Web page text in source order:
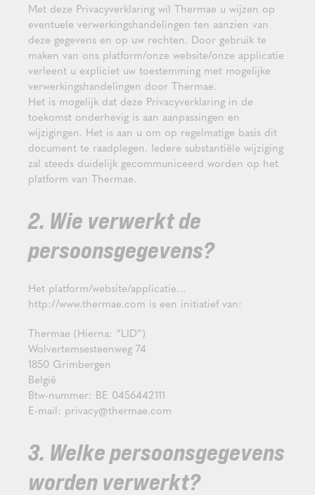
Met deze Privacyverklaring wil Thermae u wijzen op
eventuele verwerkingshandelingen ten aanzien van
deze gegevens en op uw rechten. Door gebruik te
maken van ons platform/onze website/onze applicatie
verleent u expliciet uw toestemming met mogelijke
verwerkingshandelingen door Thermae.
Het is mogelijk dat deze Privacyverklaring in de
toekomst onderhevig is aan aanpassingen en
wijzigingen. Het is aan u om op regelmatige basis dit
document te raadplegen. Iedere substantiële wijziging
zal steeds duidelijk gecommuniceerd worden op het
platform van Thermae.
2. Wie verwerkt de
persoonsgegevens?
Het platform/website/applicatie…
http://www.thermae.com is een initiatief van:
Thermae (Hierna: “LID”)
Wolvertemsesteenweg 74
1850 Grimbergen
België
Btw-nummer: BE 0456442111
E-mail: privacy@thermae.com
3. Welke persoonsgegevens
worden verwerkt?